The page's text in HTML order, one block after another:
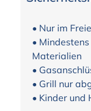
• Nur im
•
Materialien
•
• Grill nur
• Kinder und